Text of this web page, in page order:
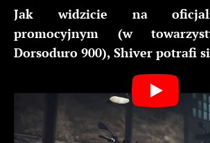
Jak widzicie na
promocyjnym (w
Dorsoduro 900), Shiver potrafi